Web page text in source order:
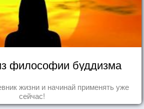
философии буддизма
жизни и начинай применять уже
сейчас!